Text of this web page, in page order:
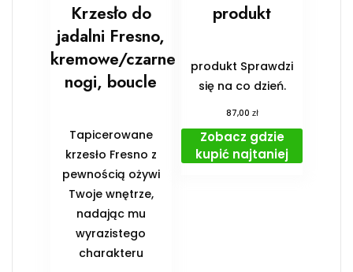
Krzesło do
jadalni Fresno,
kremowe/czarne
nogi, boucle
Tapicerowane
krzesło Fresno z
pewnością ożywi
Twoje wnętrze,
nadając mu
wyrazistego
charakteru
produkt
produkt Sprawdzi
się na co dzień.
87,00 zł
Zobacz gdzie
kupić najtaniej